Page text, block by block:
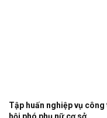
Tập huấn nghiệp vụ
hội phó phụ nữ cơ sở